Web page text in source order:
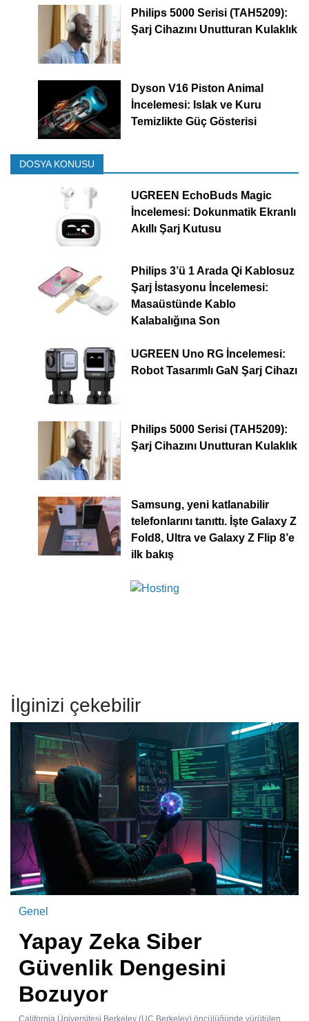
Philips 5000 Serisi (TAH5209):
Şarj Cihazını Unutturan Kulaklık
Dyson V16 Piston Animal
İncelemesi: Islak ve Kuru
Temizlikte Güç Gösterisi
DOSYA KONUSU
UGREEN EchoBuds Magic
İncelemesi: Dokunmatik Ekranlı
Akıllı Şarj Kutusu
Philips 3’ü 1 Arada Qi Kablosuz
Şarj İstasyonu İncelemesi:
Masaüstünde Kablo
Kalabalığına Son
UGREEN Uno RG İncelemesi:
Robot Tasarımlı GaN Şarj Cihazı
Philips 5000 Serisi (TAH5209):
Şarj Cihazını Unutturan Kulaklık
Samsung, yeni katlanabilir
telefonlarını tanıttı. İşte Galaxy Z
Fold8, Ultra ve Galaxy Z Flip 8’e
ilk bakış
İlginizi çekebilir
Genel
Yapay Zeka Siber
Güvenlik Dengesini
Bozuyor
California Üniversitesi Berkeley (UC Berkeley) öncülüğünde yürütülen